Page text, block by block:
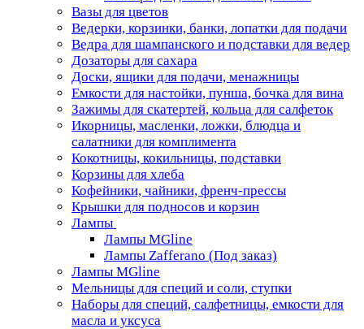
Вазы для цветов
Ведерки, корзинки, банки, лопатки для подачи
Ведра для шампанского и подставки для ведер
Дозаторы для сахара
Доски, ящики для подачи, менажницы
Емкости для настойки, пунша, бочка для вина
Зажимы для скатертей, кольца для салфеток
Икорницы, масленки, ложки, блюдца и
салатники для комплимента
Кокотницы, кокильницы, подставки
Корзины для хлеба
Кофейники, чайники, френч-прессы
Крышки для подносов и корзин
Лампы
Лампы MGline
Лампы Zafferano (Под заказ)
Лампы MGline
Мельницы для специй и соли, ступки
Наборы для специй, салфетницы, емкости для
масла и уксуса